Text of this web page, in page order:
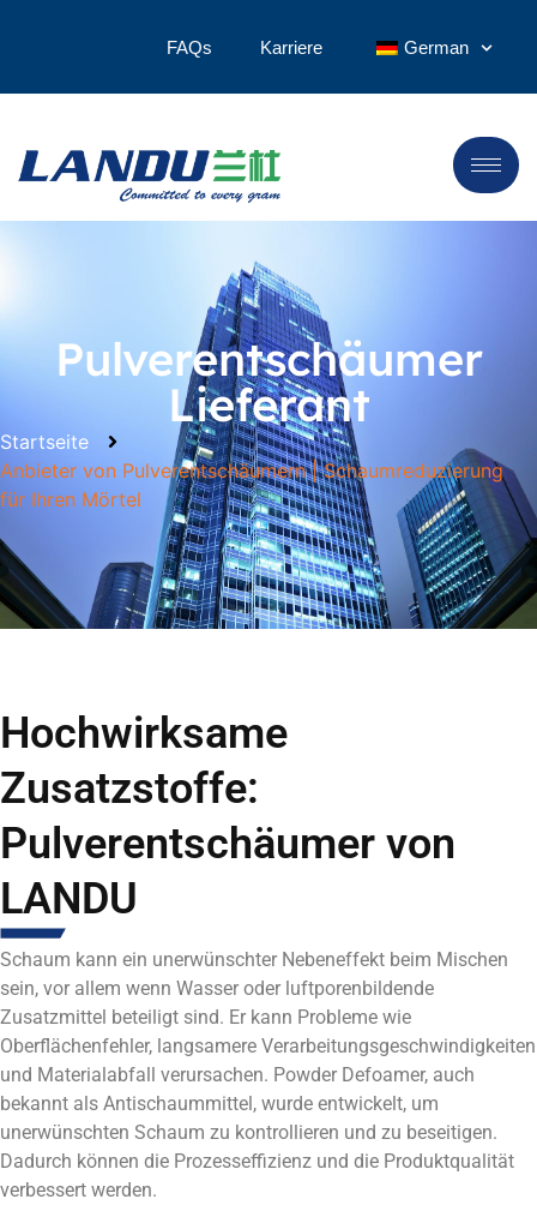
FAQs Karriere German
Pulverentschäumer
Lieferant
Startseite
Anbieter von Pulverentschäumern | Schaumreduzierung
für Ihren Mörtel
Hochwirksame
Zusatzstoffe:
Pulverentschäumer von
LANDU
Schaum kann ein unerwünschter Nebeneffekt beim Mischen
sein, vor allem wenn Wasser oder luftporenbildende
Zusatzmittel beteiligt sind. Er kann Probleme wie
Oberflächenfehler, langsamere Verarbeitungsgeschwindigkeiten
und Materialabfall verursachen. Powder Defoamer, auch
bekannt als Antischaummittel, wurde entwickelt, um
unerwünschten Schaum zu kontrollieren und zu beseitigen.
Dadurch können die Prozesseffizienz und die Produktqualität
verbessert werden.